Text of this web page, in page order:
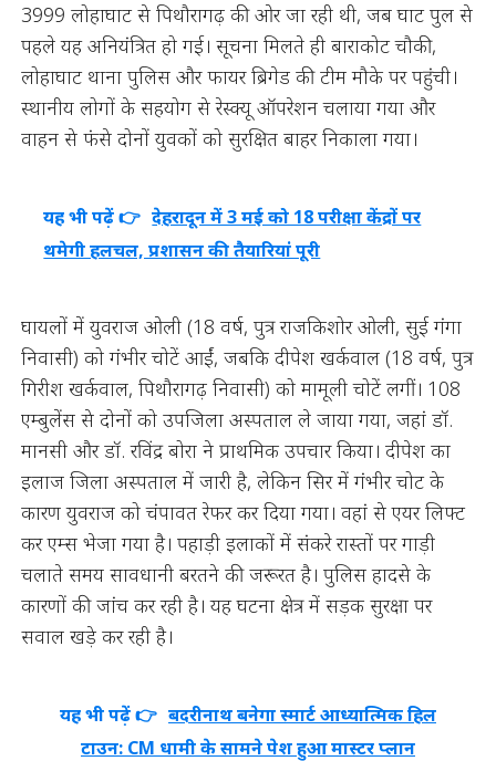
3999 लोहाघाट से पिथौरागढ़ की ओर जा रही थी, जब घाट पुल से
पहले यह अनियंत्रित हो गई। सूचना मिलते ही बाराकोट चौकी,
लोहाघाट थाना पुलिस और फायर ब्रिगेड की टीम मौके पर पहुंची।
स्थानीय लोगों के सहयोग से रेस्क्यू ऑपरेशन चलाया गया और
वाहन से फंसे दोनों युवकों को सुरक्षित बाहर निकाला गया।
यह भी पढ़ें 👉 देहरादून में 3 मई को 18 परीक्षा केंद्रों पर
थमेगी हलचल, प्रशासन की तैयारियां पूरी
घायलों में युवराज ओली (18 वर्ष, पुत्र राजकिशोर ओली, सुई गंगा
निवासी) को गंभीर चोटें आईं, जबकि दीपेश खर्कवाल (18 वर्ष, पुत्र
गिरीश खर्कवाल, पिथौरागढ़ निवासी) को मामूली चोटें लगीं। 108
एम्बुलेंस से दोनों को उपजिला अस्पताल ले जाया गया, जहां डॉ.
मानसी और डॉ. रविंद्र बोरा ने प्राथमिक उपचार किया। दीपेश का
इलाज जिला अस्पताल में जारी है, लेकिन सिर में गंभीर चोट के
कारण युवराज को चंपावत रेफर कर दिया गया। वहां से एयर लिफ्ट
कर एम्स भेजा गया है। पहाड़ी इलाकों में संकरे रास्तों पर गाड़ी
चलाते समय सावधानी बरतने की जरूरत है। पुलिस हादसे के
कारणों की जांच कर रही है। यह घटना क्षेत्र में सड़क सुरक्षा पर
सवाल खड़े कर रही है।
यह भी पढ़ें 👉 बदरीनाथ बनेगा स्मार्ट आध्यात्मिक हिल
टाउन: CM धामी के सामने पेश हुआ मास्टर प्लान